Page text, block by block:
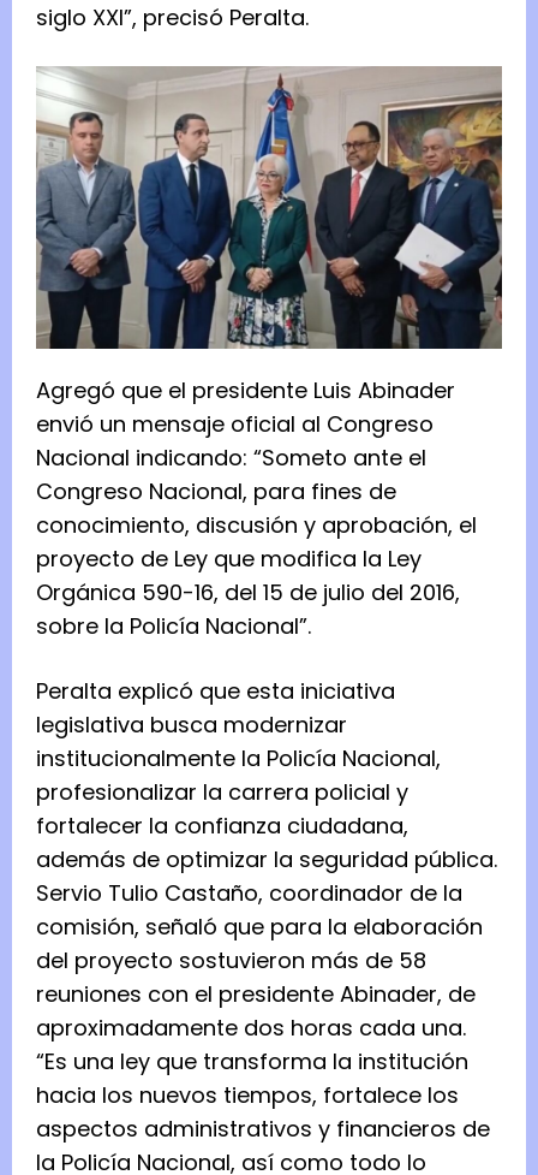
siglo XXI”, precisó Peralta.
Agregó que el presidente Luis Abinader
envió un mensaje oficial al Congreso
Nacional indicando: “Someto ante el
Congreso Nacional, para fines de
conocimiento, discusión y aprobación, el
proyecto de Ley que modifica la Ley
Orgánica 590-16, del 15 de julio del 2016,
sobre la Policía Nacional”.
Peralta explicó que esta iniciativa
legislativa busca modernizar
institucionalmente la Policía Nacional,
profesionalizar la carrera policial y
fortalecer la confianza ciudadana,
además de optimizar la seguridad pública.
Servio Tulio Castaño, coordinador de la
comisión, señaló que para la elaboración
del proyecto sostuvieron más de 58
reuniones con el presidente Abinader, de
aproximadamente dos horas cada una.
“Es una ley que transforma la institución
hacia los nuevos tiempos, fortalece los
aspectos administrativos y financieros de
la Policía Nacional, así como todo lo